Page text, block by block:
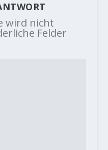
wird nicht
Felder